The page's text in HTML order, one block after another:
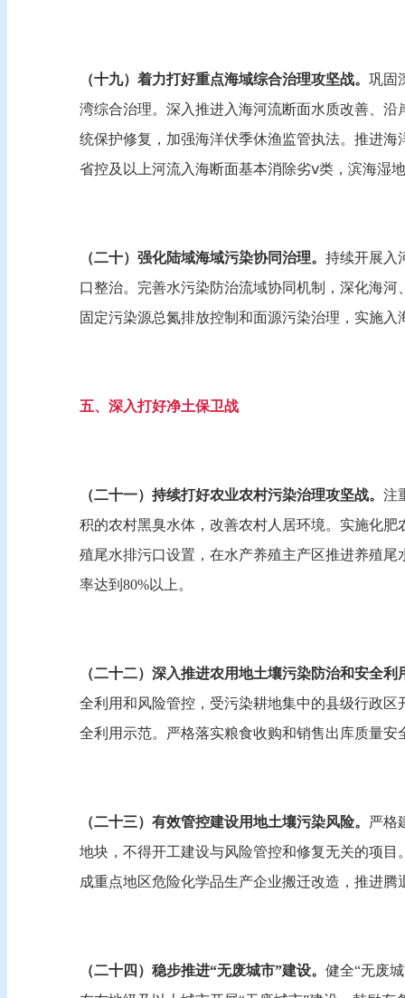
（十九）着力打好重点海域综合治理攻坚战。 巩固
湾综合治理。深入推进入海河流断面水质改善、
统保护修复，加强海洋伏季休渔监管执法。推进
省控及以上河流入海断面基本消除劣ⅴ类，滨海湿
（二十）强化陆域海域污染协同治理。 持续开展入
口整治。完善水污染防治流域协同机制，深化海
固定污染源总氮排放控制和面源污染治理，实施
五、深入打好净土保卫战
（二十一）持续打好农业农村污染治理攻坚战。 注
积的农村黑臭水体，改善农村人居环境。实施化
殖尾水排污口设置，在水产养殖主产区推进养殖尾
率达到80%以上。
（二十二）深入推进农用地土壤污染防治和安全利
全利用和风险管控，受污染耕地集中的县级行政
全利用示范。严格落实粮食收购和销售出库质量
（二十三）有效管控建设用地土壤污染风险。 严格
地块，不得开工建设与风险管控和修复无关的项
成重点地区危险化学品生产企业搬迁改造，推进腾
（二十四）稳步推进“无废城市”建设。 健全“无废